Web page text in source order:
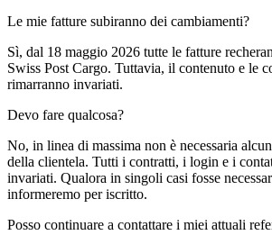
Le mie fatture subiranno dei cambiamenti?
Sì, dal 18 maggio 2026 tutte le fatture
Swiss Post Cargo. Tuttavia, il contenuto e le
rimarranno invariati.
Devo fare qualcosa?
No, in linea di massima non è necessaria
della clientela. Tutti i contratti, i login e i
invariati. Qualora in singoli casi fosse
informeremo per iscritto.
Posso continuare a contattare i miei attuali